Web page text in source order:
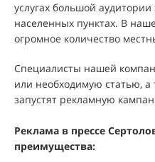
услугах большой
населенных пунктах. В
огромное количество
Специалисты нашей
или необходимую статью, а
запустят рекламную
Реклама в прессе
преимущества: